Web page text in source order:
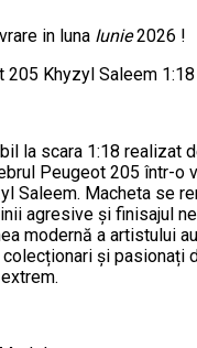
in luna Iunie2026 !
205 Khyzyl Saleem
la scara 1:18 realizat
Peugeot 205 într-o
Saleem. Macheta se
agresive și finisajul
modernă a artistului
și pasionați